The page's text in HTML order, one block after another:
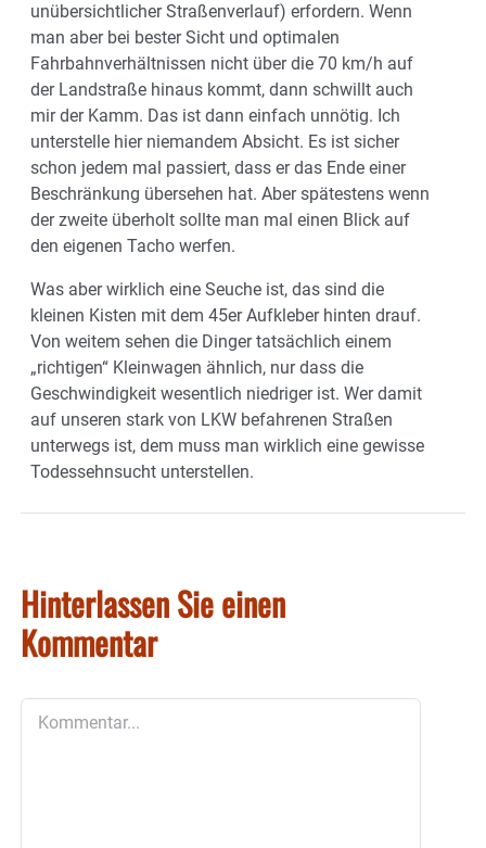
unübersichtlicher Straßenverlauf) erfordern. Wenn
man aber bei bester Sicht und optimalen
Fahrbahnverhältnissen nicht über die 70 km/h auf
der Landstraße hinaus kommt, dann schwillt auch
mir der Kamm. Das ist dann einfach unnötig. Ich
unterstelle hier niemandem Absicht. Es ist sicher
schon jedem mal passiert, dass er das Ende einer
Beschränkung übersehen hat. Aber spätestens wenn
der zweite überholt sollte man mal einen Blick auf
den eigenen Tacho werfen.
Was aber wirklich eine Seuche ist, das sind die
kleinen Kisten mit dem 45er Aufkleber hinten drauf.
Von weitem sehen die Dinger tatsächlich einem
„richtigen“ Kleinwagen ähnlich, nur dass die
Geschwindigkeit wesentlich niedriger ist. Wer damit
auf unseren stark von LKW befahrenen Straßen
unterwegs ist, dem muss man wirklich eine gewisse
Todessehnsucht unterstellen.
Hinterlassen Sie einen
Kommentar